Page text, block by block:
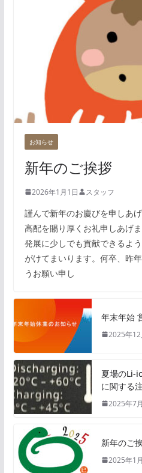
お知らせ
新年のご挨拶
2026年1月1日 スタッフ
謹んで新年のお慶びを申しあ
高配を賜り厚くお礼申しあげ
発展に少しでも貢献できるよ
がけてまいります。何卒、昨
うお願い申し
年末年始
2025年12
夏場のLi-
に関する
2025年7
新年のご
2025年1